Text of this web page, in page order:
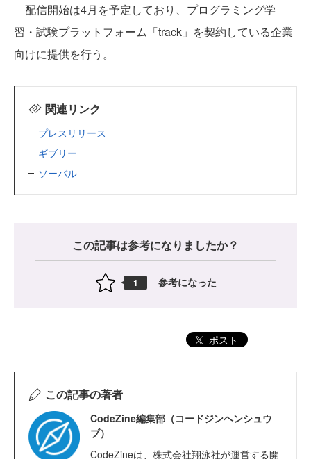
配信開始は4月を予定しており、プログラミング学
習・試験プラットフォーム「track」を契約している企業
向けに提供を行う。
関連リンク
プレスリリース
ギブリー
ソーバル
この記事は参考になりましたか？
1 参考になった
ポスト
この記事の著者
CodeZine編集部（コードジンヘンシュウ
ブ）
CodeZineは、株式会社翔泳社が運営する開